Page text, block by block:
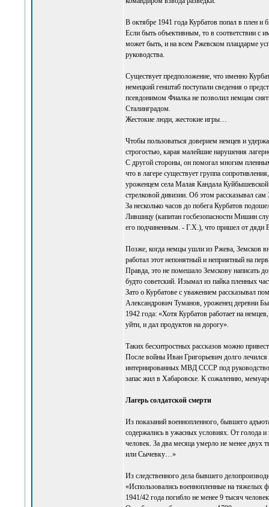
В октябре 1941 года Курбатов попал в плен и
Если быть объективным, то в соответствии с
может быть, и на всем Ржевском плацдарме
руководства.
Существует предположение, что именно
немецкий генштаб поступали сведения о
псевдонимом Фиалка не позволил немцам
Сталинградом.
Жестокие люди, жестокие игры…
Чтобы пользоваться доверием немцев и
строгостью, карая малейшие нарушения
С другой стороны, он помогал многим
что в лагере существует группа
уроженцем села Малая Кандала
стрелковой дивизии. Об этом рассказывал
За несколько часов до побега Курбатов
Лившицу (капитан госбезопасности Мишин
его подчиненным. - Г.Х.), что пришел от дяди
Позже, когда немцы ушли из Ржева, Земсков
работал этот непонятный и неприятный на
Правда, это не помешало Земскову написать
будто советский. Изымал из пайка пленных
Зато о Курбатове с уважением рассказывал
Александрович Туманов, уроженец деревни
1942 года: «Хотя Курбатов работает на
уйти, и дал продуктов на дорогу».
Таких бесхитростных рассказов можно
После войны Иван Григорьевич долго
интернированных МВД СССР под
запас жил в Хабаровске. К сожалению,
Лагерь солдатской смерти
Из показаний военнопленного, бывшего
содержались в ужасных условиях. От голода и
человек. За два месяца умерло не менее
или Сычевку…»
Из следственного дела бывшего
«Использовались военнопленные на тяжелых
1941/42 года погибло не менее 9 тысяч